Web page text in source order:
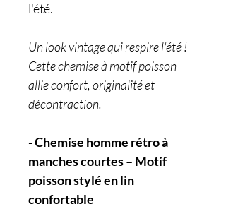
l'été.
Un look vintage qui respire l'été !
Cette chemise à motif poisson
allie confort, originalité et
décontraction.
- Chemise homme rétro à
manches courtes – Motif
poisson stylé en lin
confortable